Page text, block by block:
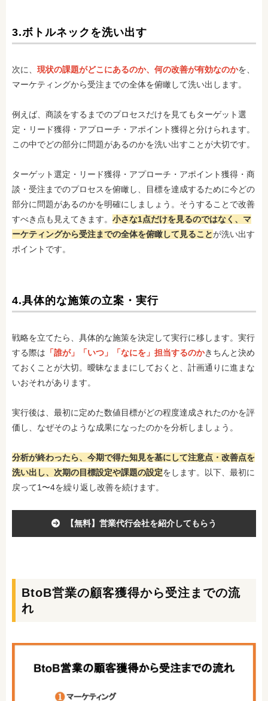
3.ボトルネックを洗い出す
次に、 現状の課題がどこにあるのか、何の改善が有効なのかを、
マーケティングから受注までの全体を俯瞰して洗い出します。
例えば、商談をするまでのプロセスだけを見てもターゲット選
定・リード獲得・アプローチ・アポイント獲得と分けられます。
この中でどの部分に問題があるのかを洗い出すことが大切です。
ターゲット選定・リード獲得・アプローチ・アポイント獲得・商
談・受注までのプロセスを俯瞰し、目標を達成するために今どの
部分に問題があるのかを明確にしましょう。そうすることで改善
すべき点も見えてきます。 小さな1点だけを見るのではなく、マ
ーケティングから受注までの全体を俯瞰して見ることが洗い出す
ポイントです。
4.具体的な施策の立案・実行
戦略を立てたら、具体的な施策を決定して実行に移します。実行
する際は 「誰が」「いつ」「なにを」担当するのかきちんと決め
ておくことが大切。曖昧なままにしておくと、計画通りに進まな
いおそれがあります。
実行後は、最初に定めた数値目標がどの程度達成されたのかを評
価し、なぜそのような成果になったのかを分析しましょう。
分析が終わったら、今期で得た知見を基にして注意点・改善点を
洗い出し、次期の目標設定や課題の設定をします。以下、最初に
戻って1〜4を繰り返し改善を続けます。
【無料】営業代行会社を紹介してもらう
BtoB営業の顧客獲得から受注までの流
れ